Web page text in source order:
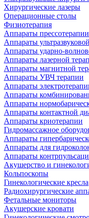
Хирургические лазеры
Операционные столы
Физиотерапия
Аппараты
Аппараты
Аппараты ударно-
Аппараты лазерной
Аппараты магнитной
Аппараты УВЧ терапии
Аппараты
Аппараты
Аппараты
Аппараты контактной
Аппараты криотерапии
Гидромассажное
Аппараты
Аппараты для
Аппараты
Акушерство и
Кольпоскопы
Гинекологические кресла
Радиохирургические
Фетальные мониторы
Акушерские кровати